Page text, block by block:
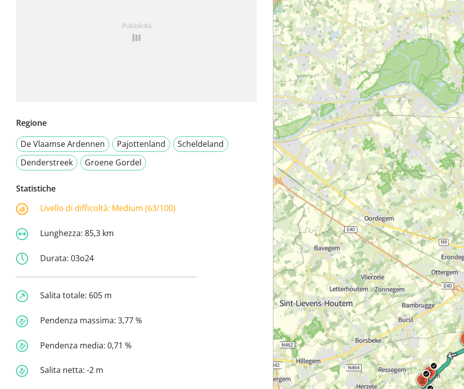
Pubblicità
Regione
De Vlaamse Ardennen
Pajottenland
Scheldeland
Denderstreek
Groene Gordel
Statistiche
Livello di difficoltà: Medium (63/100)
Lunghezza: 85,3 km
Durata: 03o24
Salita totale: 605 m
Pendenza massima: 3,77 %
Pendenza media: 0,71 %
Salita netta: -2 m